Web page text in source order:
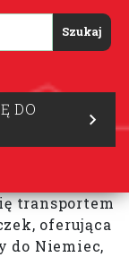
DO
transportem
oferująca
do Niemiec,